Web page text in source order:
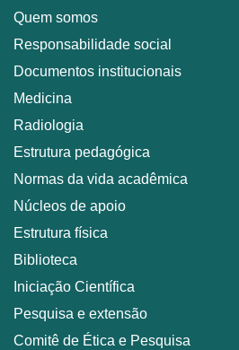
Quem somos
Responsabilidade social
Documentos institucionais
Medicina
Radiologia
Estrutura pedagógica
Normas da vida acadêmica
Núcleos de apoio
Estrutura física
Biblioteca
Iniciação Científica
Pesquisa e extensão
Comitê de Ética e Pesquisa